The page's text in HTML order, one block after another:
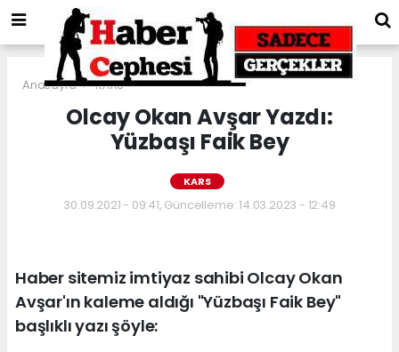
Anasayfa KARS
Olcay Okan Avşar Yazdı:
Yüzbaşı Faik Bey
KARS
30.09.2021 - 09:41, Güncelleme: 14.03.2023 - 12:49
Haber sitemiz imtiyaz sahibi Olcay Okan
Avşar'ın kaleme aldığı "Yüzbaşı Faik Bey"
başlıklı yazı şöyle: